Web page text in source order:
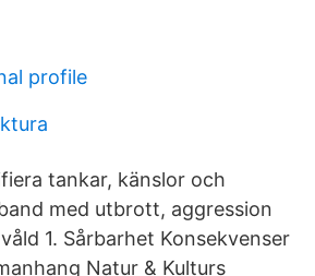
profile
tankar, känslor och
med utbrott, aggression
1. Sårbarhet Konsekvenser
Natur & Kulturs